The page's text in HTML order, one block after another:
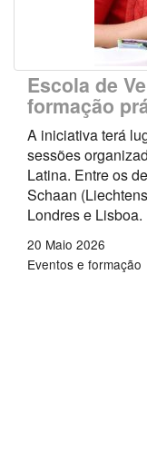
Escola de
formação
A iniciativa terá
sessões
Latina. Entre os
Schaan
Londres e Lisboa.
20 Maio 2026
Eventos e formação